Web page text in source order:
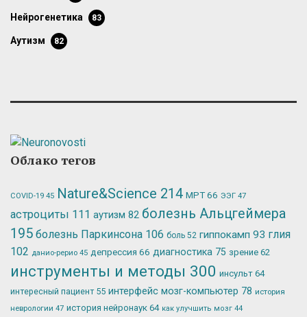
нейрогенетика 83
аутизм 82
Облако тегов
COVID-19 45 Nature&Science 214 МРТ66 ЭЭГ 47
астроциты 111 аутизм 82 болезнь Альцгеймера
195 болезнь Паркинсона 106 боль 52 гиппокамп 93 глия
102 данио-рерио 45 депрессия 66 диагностика 75 зрение 62
инструменты и методы 300 инсульт 64
интересный пациент 55 интерфейс мозг-компьютер 78 история
неврологии 47 история нейронаук 64 как улучшить мозг 44